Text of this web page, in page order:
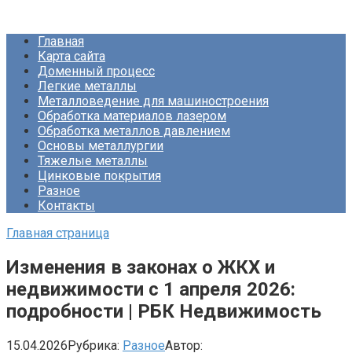
контентуГлавная
Карта сайта
Доменный процесс
Легкие металлы
Металловедение для машиностроения
Обработка материалов лазером
Обработка металлов давлением
Основы металлургии
Тяжелые металлы
Цинковые покрытия
Разное
Контакты
Главная страница
Изменения в законах о ЖКХ и
недвижимости с 1 апреля 2026:
подробности | РБК Недвижимость
15.04.2026Рубрика: РазноеАвтор: